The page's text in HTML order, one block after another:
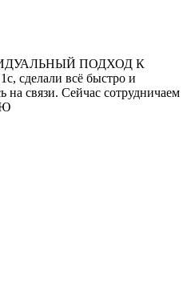
ПОДХОД К
всё быстро и
на связи. Сейчас сотрудничаем